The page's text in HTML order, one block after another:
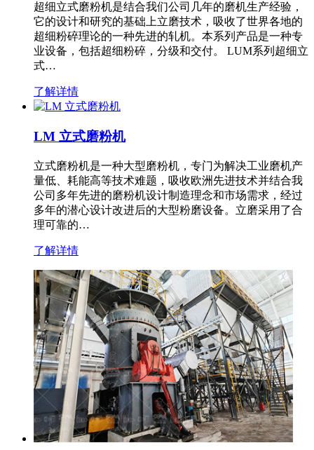
超细立式磨粉机是结合我们公司几年的磨机生产经验，
它的设计和研究的基础上立磨技术，吸收了世界各地的
超细粉碎理论的一种先进的轧机。本系列产品是一种专
业设备，包括超细粉碎，分级和交付。 LUM系列超细立
式…
了解详情
LM 立式磨粉机
立式磨粉机是一种大型磨粉机，专门为解决工业磨机产
量低、耗能高等技术难题，吸收欧洲先进技术并结合我
公司多年先进的磨粉机设计制造理念和市场需求，经过
多年的潜心设计改进后的大型粉磨设备。立磨采用了合
理可靠的…
了解详情